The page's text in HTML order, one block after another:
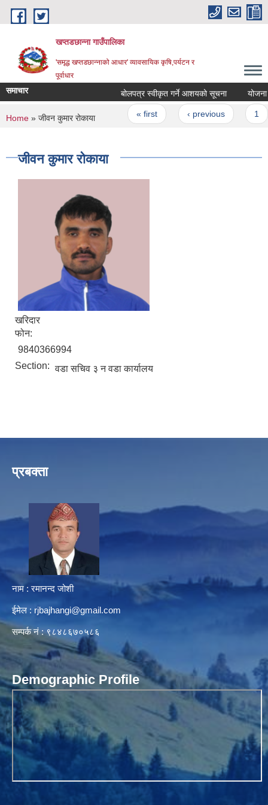
Skip to main content
खप्तडछान्ना गाउँपालिका
'समृद्ध खप्तडछान्नाको आधार' व्यावसायिक कृषि,पर्यटन र
पूर्वाधार
समाचार बोलपत्र स्वीकृत गर्ने आशयको सूचना योजना
Pages
« first ‹ previous
You are here
Home » जीवन कुमार रोकाया
जीवन कुमार रोकाया
खरिदार
फोन:
9840366994
Section: वडा सचिव ३ न वडा कार्यालय
प्रबक्ता
नाम : रमानन्द जोशी
ईमेल : rjbajhangi@gmail.com
सम्पर्क नं : ९८४८६७०५८६
Demographic Profile